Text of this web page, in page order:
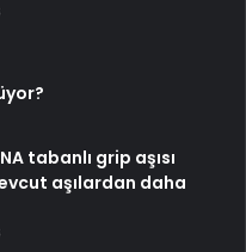
tabanlı grip aşısı
aşılardan daha